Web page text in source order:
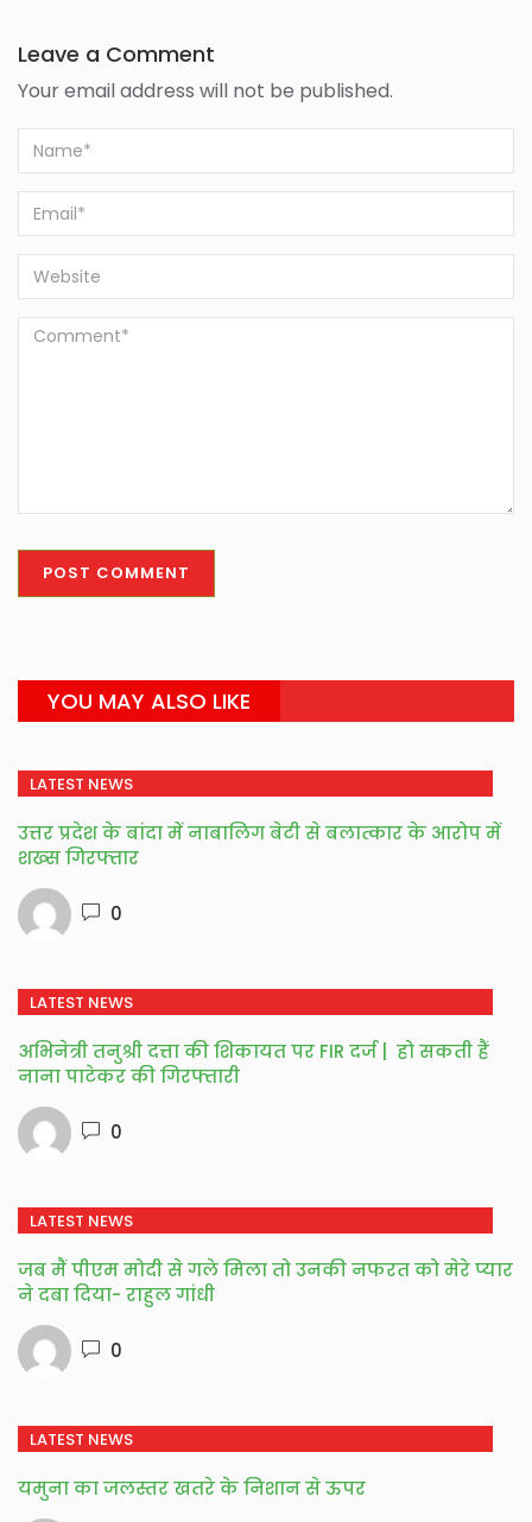
Leave a Comment
Your email address will not be published.
YOU MAY ALSO LIKE
LATEST NEWS
उत्तर प्रदेश के बांदा में नाबालिग बेटी से बलात्कार के आरोप में
शख्स गिरफ्तार
0
LATEST NEWS
अभिनेत्री तनुश्री दत्ता की शिकायत पर FIR दर्ज | हो सकती हैं
नाना पाटेकर की गिरफ्तारी
0
LATEST NEWS
जब मैं पीएम मोदी से गले मिला तो उनकी नफरत को मेरे प्यार
ने दबा दिया- राहुल गांधी
0
LATEST NEWS
यमुना का जलस्तर खतरे के निशान से ऊपर